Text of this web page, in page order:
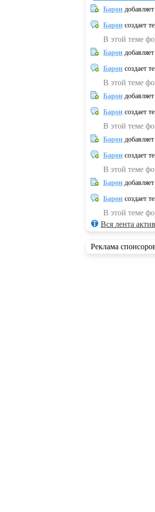
Барон
Барон создает
В этой теме
Барон
Барон создает
В этой теме
Барон
Барон создает
В этой теме
Барон
Барон создает
В этой теме
Барон
Барон создает
В этой теме
Вся лента
Реклама